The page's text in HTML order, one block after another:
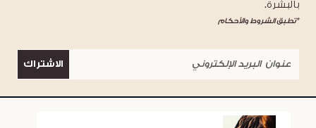
بالبشرة.
*تطبق الشروط والأحكام
الاشتراك